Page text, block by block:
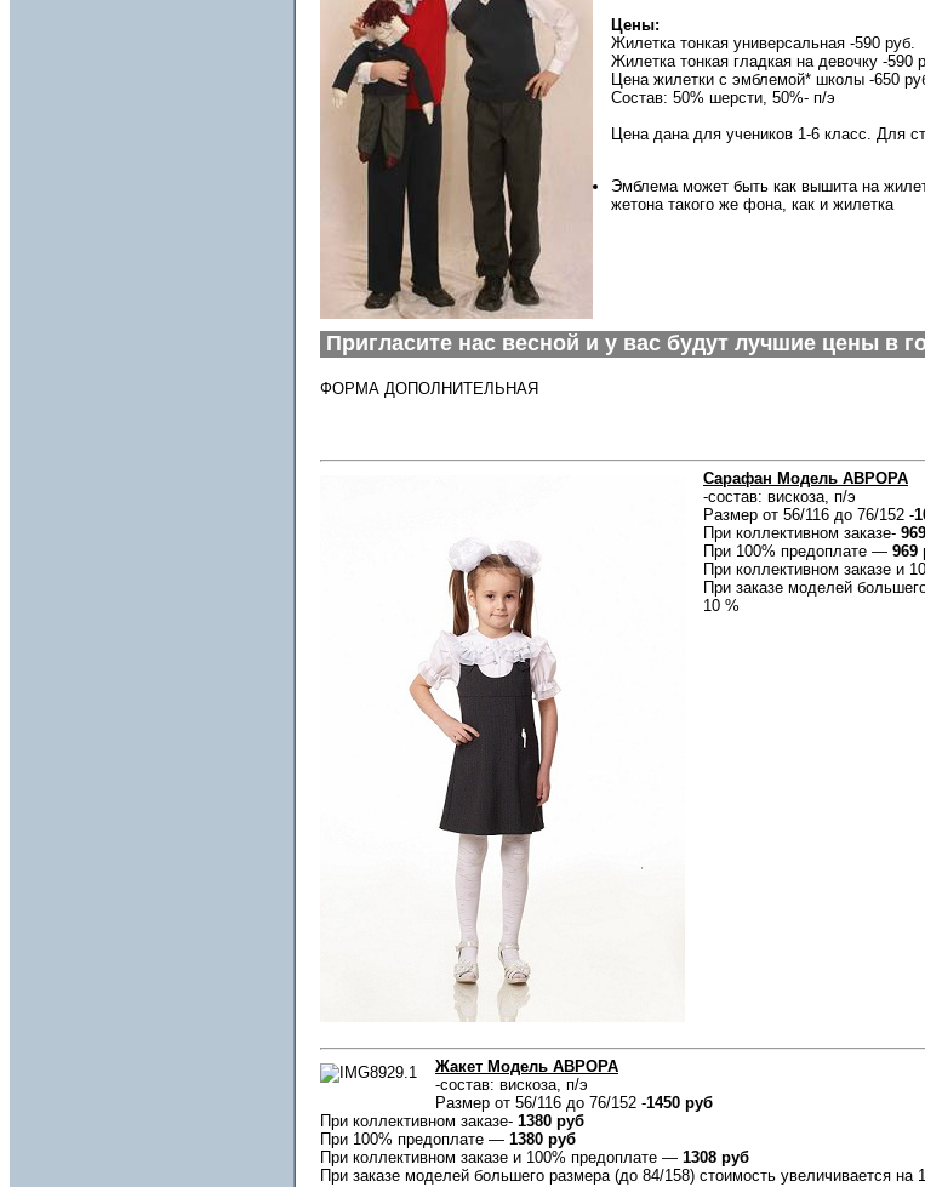
Цены:
Жилетка тонкая универсальная -590 руб.
Жилетка тонкая гладкая на девочку -590
Цена жилетки с эмблемой* школы -650
Состав: 50% шерсти, 50%- п/э
Цена дана для учеников 1-6 класс. Для
Эмблема может быть как вышита на
жетона такого же фона, как и жилетка
Пригласите нас весной и у вас будут лучшие цены в
ФОРМА ДОПОЛНИТЕЛЬНАЯ
Сарафан Модель АВРОРА
-состав: вискоза, п/э
Размер от 56/116 до 76/152 -
При коллективном заказе-
При 100% предоплате — 969
При коллективном заказе и
При заказе моделей
10 %
Жакет Модель АВРОРА
-состав: вискоза, п/э
Размер от 56/116 до 76/152 -1450 руб
При коллективном заказе- 1380 руб
При 100% предоплате — 1380 руб
При коллективном заказе и 100% предоплате — 1308 руб
При заказе моделей большего размера (до 84/158) стоимость увеличивается на